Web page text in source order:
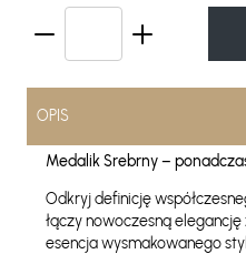
OPIS
Medalik Srebrny –
Odkryj definicję
łączy nowoczesną
esencja wysmakowanego